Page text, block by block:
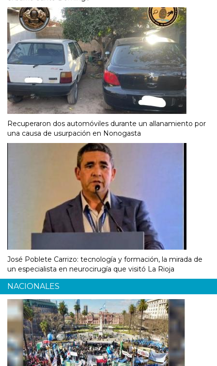
Recuperaron dos automóviles durante un allanamiento por
una causa de usurpación en Nonogasta
José Poblete Carrizo: tecnología y formación, la mirada de
un especialista en neurocirugía que visitó La Rioja
NACIONALES